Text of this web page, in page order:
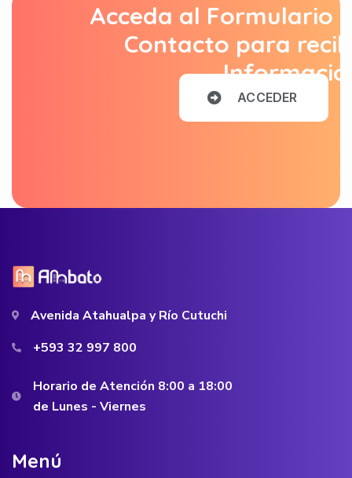
Acceda al Formulario
Contacto para
ACCEDER
Avenida Atahualpa y Río Cutuchi
+593 32 997 800
Horario de Atención 8:00 a 18:00
de Lunes - Viernes
Menú